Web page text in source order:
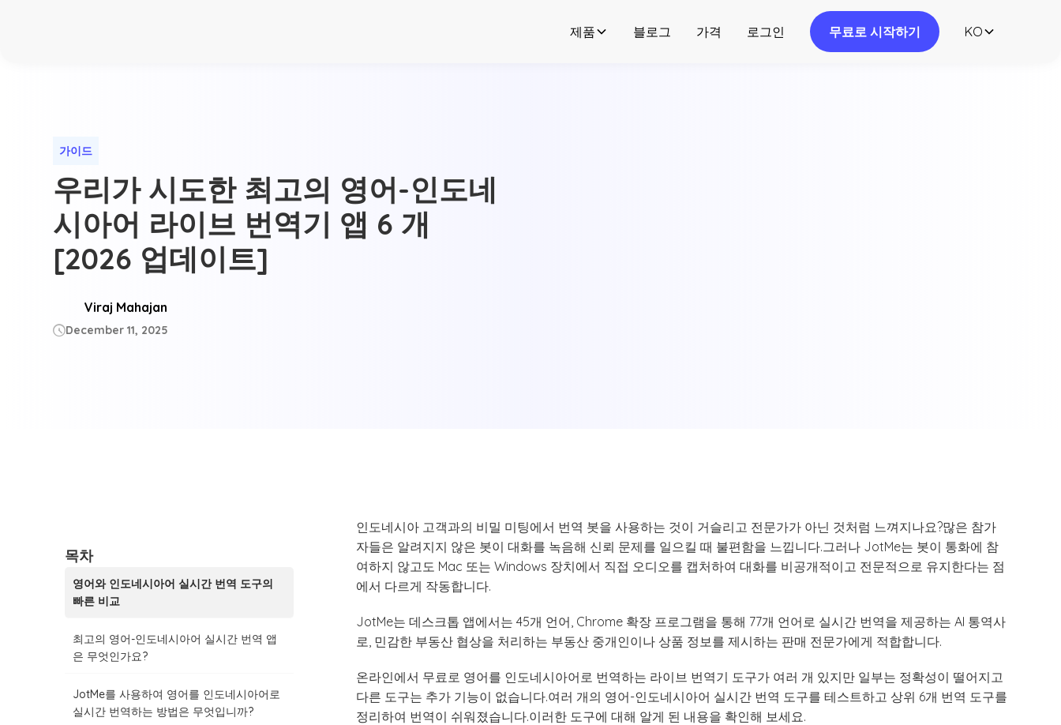
제품 블로그 가격 로그인 무료로 시작하기 KO
가이드
우리가 시도한 최고의 영어-인도네
시아어 라이브 번역기 앱 6 개
[2026 업데이트]
Viraj Mahajan
December 11, 2025
목차
영어와 인도네시아어 실시간 번역 도구의
빠른 비교
최고의 영어-인도네시아어 실시간 번역 앱
은 무엇인가요?
JotMe를 사용하여 영어를 인도네시아어로
실시간 번역하는 방법은 무엇입니까?
인도네시아 고객과의 비밀 미팅에서 번역 봇을 사용하는 것이 거슬리고 전문가가 아닌 것처럼 느껴지나요?많은 참가
자들은 알려지지 않은 봇이 대화를 녹음해 신뢰 문제를 일으킬 때 불편함을 느낍니다.그러나 JotMe는 봇이 통화에 참
여하지 않고도 Mac 또는 Windows 장치에서 직접 오디오를 캡처하여 대화를 비공개적이고 전문적으로 유지한다는 점
에서 다르게 작동합니다.
JotMe는 데스크톱 앱에서는 45개 언어, Chrome 확장 프로그램을 통해 77개 언어로 실시간 번역을 제공하는 AI 통역사
로, 민감한 부동산 협상을 처리하는 부동산 중개인이나 상품 정보를 제시하는 판매 전문가에게 적합합니다.
온라인에서 무료로 영어를 인도네시아어로 번역하는 라이브 번역기 도구가 여러 개 있지만 일부는 정확성이 떨어지고
다른 도구는 추가 기능이 없습니다.여러 개의 영어-인도네시아어 실시간 번역 도구를 테스트하고 상위 6개 번역 도구를
정리하여 번역이 쉬워졌습니다.이러한 도구에 대해 알게 된 내용을 확인해 보세요.